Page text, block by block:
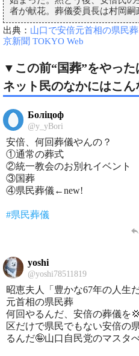
者が献花。葬儀委員長は村岡嗣
出典： 山口で安倍元首相の県民
京新聞 TOKYO Web
▼この前“国葬”をやった
ネット民のなかにはこん
Боліцоф
@y_yBori
安倍、何回葬儀やんの？
①通常の葬式
②統一教会のお別れイベント
③国葬
④県民葬儀←new!
#県民葬儀
yoshi
@yoshi78511819
昭恵夫人「豊かな67年の人生
元首相の県民葬
何回やるんだ、安倍の葬儀を
区だけで県民でもない安倍の
るんだ🤪山口自民党のマスタ